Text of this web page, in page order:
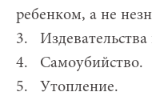
ребенком, а не
3. Издевательства
4. Самоубийство.
5. Утопление.